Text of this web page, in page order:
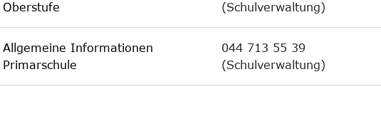
Oberstufe
(Schulverwaltung)
Allgemeine Informationen
Primarschule
044 713 55 39
(Schulverwaltung)